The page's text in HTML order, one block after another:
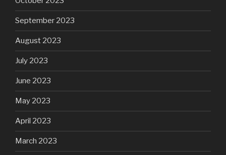
September 2023
August 2023
July 2023
June 2023
May 2023
April 2023
March 2023